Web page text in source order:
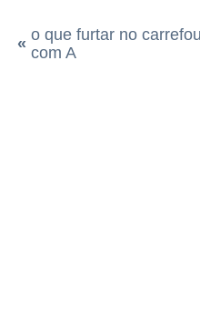
« o que furtar no
com A